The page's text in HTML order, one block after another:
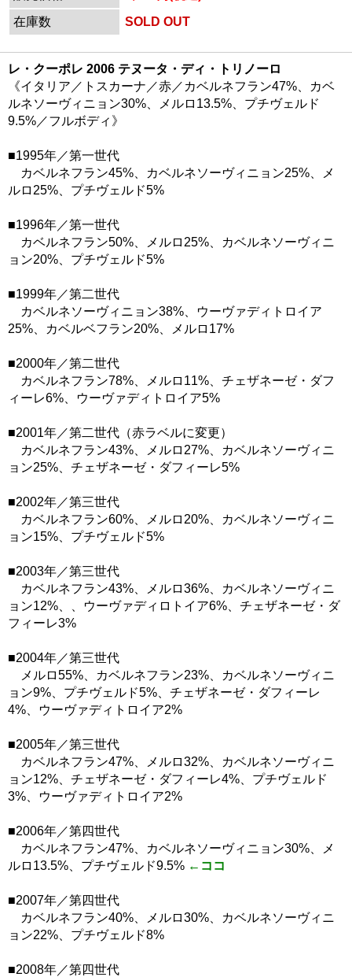
在庫数
SOLD OUT
レ・クーポレ 2006 テヌータ・ディ・トリノーロ
《イタリア／トスカーナ／赤／カベルネフラン47%、カベ
ルネソーヴィニョン30%、メルロ13.5%、プチヴェルド
9.5%／フルボディ》
■1995年／第一世代
カベルネフラン45%、カベルネソーヴィニョン25%、メ
ルロ25%、プチヴェルド5%
■1996年／第一世代
カベルネフラン50%、メルロ25%、カベルネソーヴィニ
ョン20%、プチヴェルド5%
■1999年／第二世代
カベルネソーヴィニョン38%、ウーヴァディトロイア
25%、カベルベフラン20%、メルロ17%
■2000年／第二世代
カベルネフラン78%、メルロ11%、チェザネーゼ・ダフ
ィーレ6%、ウーヴァディトロイア5%
■2001年／第二世代（赤ラベルに変更）
カベルネフラン43%、メルロ27%、カベルネソーヴィニ
ョン25%、チェザネーゼ・ダフィーレ5%
■2002年／第三世代
カベルネフラン60%、メルロ20%、カベルネソーヴィニ
ョン15%、プチヴェルド5%
■2003年／第三世代
カベルネフラン43%、メルロ36%、カベルネソーヴィニ
ョン12%、、ウーヴァディロトイア6%、チェザネーゼ・ダ
フィーレ3%
■2004年／第三世代
メルロ55%、カベルネフラン23%、カベルネソーヴィニ
ョン9%、プチヴェルド5%、チェザネーゼ・ダフィーレ
4%、ウーヴァディトロイア2%
■2005年／第三世代
カベルネフラン47%、メルロ32%、カベルネソーヴィニ
ョン12%、チェザネーゼ・ダフィーレ4%、プチヴェルド
3%、ウーヴァディトロイア2%
■2006年／第四世代
カベルネフラン47%、カベルネソーヴィニョン30%、メ
ルロ13.5%、プチヴェルド9.5% ←ココ
■2007年／第四世代
カベルネフラン40%、メルロ30%、カベルネソーヴィニ
ョン22%、プチヴェルド8%
■2008年／第四世代